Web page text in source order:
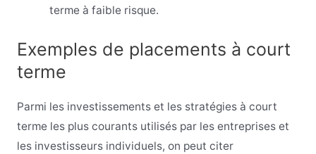
terme à faible risque.
Exemples de placements à court
terme
Parmi les investissements et les stratégies à court
terme les plus courants utilisés par les entreprises et
les investisseurs individuels, on peut citer